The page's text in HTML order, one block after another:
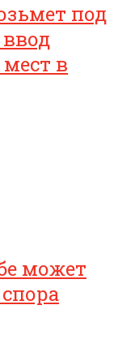
под
в
может